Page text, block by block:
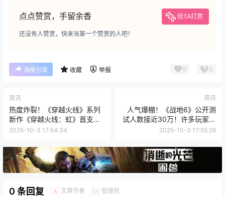
点点赞赏，手留余香 给TA打赏
还没有人赞赏，快来当第一个赞赏的人吧！
海报分享 收藏 举报 0 0
资讯
热度炸裂！《穿越火线》系列
新作《穿越火线：虹》首支预
告播放量超过1100万！
2025-10-3 17:54:34
资讯
人气爆棚！《战地6》公开测
试人数接近30万！许多玩家抱
怨排队太久了！
2025-10-3 17:55:26
0 条回复 A 文章作者 M 管理员